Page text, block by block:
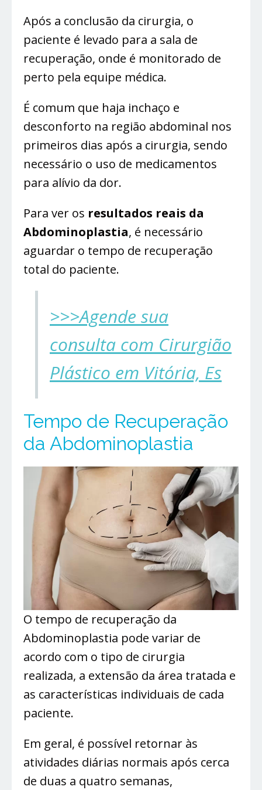
Após a conclusão da cirurgia, o
paciente é levado para a sala de
recuperação, onde é monitorado de
perto pela equipe médica.
É comum que haja inchaço e
desconforto na região abdominal nos
primeiros dias após a cirurgia, sendo
necessário o uso de medicamentos
para alívio da dor.
Para ver os resultados reais da
Abdominoplastia, é necessário
aguardar o tempo de recuperação
total do paciente.
>>>Agende sua
consulta com Cirurgião
Plástico em Vitória, Es
Tempo de Recuperação
da Abdominoplastia
O tempo de recuperação da
Abdominoplastia pode variar de
acordo com o tipo de cirurgia
realizada, a extensão da área tratada e
as características individuais de cada
paciente.
Em geral, é possível retornar às
atividades diárias normais após cerca
de duas a quatro semanas,